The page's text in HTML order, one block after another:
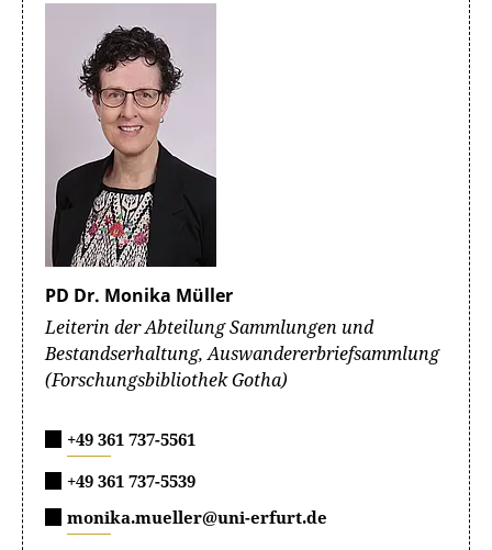
PD Dr. Monika Müller
Leiterin der Abteilung Sammlungen und
Bestandserhaltung, Auswandererbriefsammlung
(Forschungsbibliothek Gotha)
+49 361 737-5561
+49 361 737-5539
monika.mueller@uni-erfurt.de